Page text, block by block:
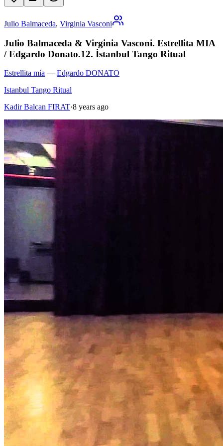
Julio Balmaceda, Virginia Vasconi
Julio Balmaceda & Virginia Vasconi. Estrellita MIA
/ Edgardo Donato.12. İstanbul Tango Ritual
Estrellita mía — Edgardo DONATO
Istanbul Tango Ritual
Kadir Balcan FIRAT·8 years ago